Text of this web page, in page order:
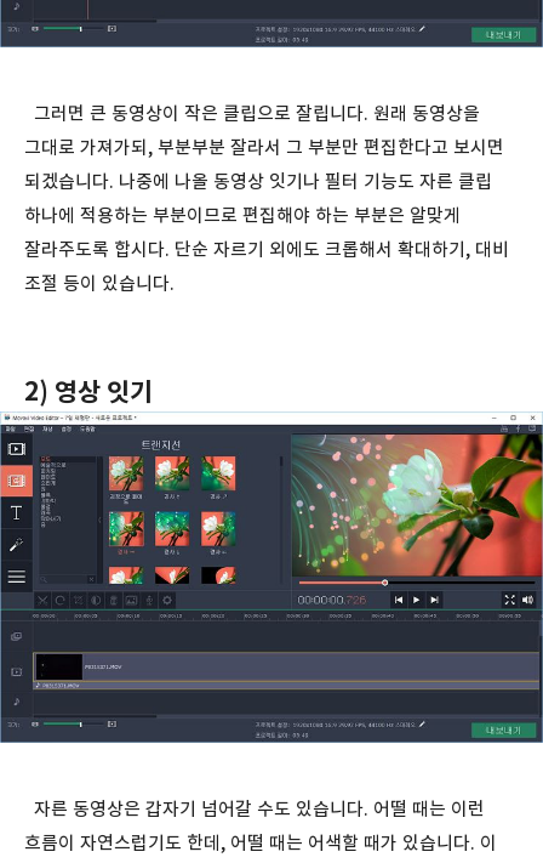
그러면 큰 동영상이 작은 클립으로 잘립니다. 원래 동영상을
그대로 가져가되, 부분부분 잘라서 그 부분만 편집한다고 보시면
되겠습니다. 나중에 나올 동영상 잇기나 필터 기능도 자른 클립
하나에 적용하는 부분이므로 편집해야 하는 부분은 알맞게
잘라주도록 합시다. 단순 자르기 외에도 크롭해서 확대하기, 대비
조절 등이 있습니다.
2) 영상 잇기
자른 동영상은 갑자기 넘어갈 수도 있습니다. 어떨 때는 이런
흐름이 자연스럽기도 한데, 어떨 때는 어색할 때가 있습니다. 이